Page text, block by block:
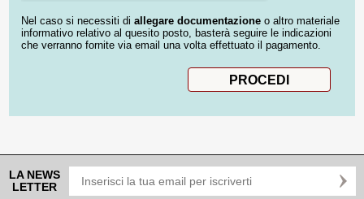
Nel caso si necessiti di allegare documentazione o altro materiale
informativo relativo al quesito posto, basterà seguire le indicazioni
che verranno fornite via email una volta effettuato il pagamento.
LA NEWS
LETTER